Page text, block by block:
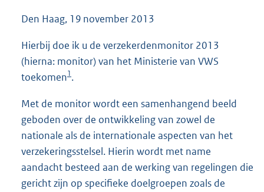
Den Haag, 19 november 2013
Hierbij doe ik u de verzekerdenmonitor 2013
(hierna: monitor) van het Ministerie van VWS
toekomen1.
Met de monitor wordt een samenhangend beeld
geboden over de ontwikkeling van zowel de
nationale als de internationale aspecten van het
verzekeringsstelsel. Hierin wordt met name
aandacht besteed aan de werking van regelingen die
gericht zijn op specifieke doelgroepen zoals de